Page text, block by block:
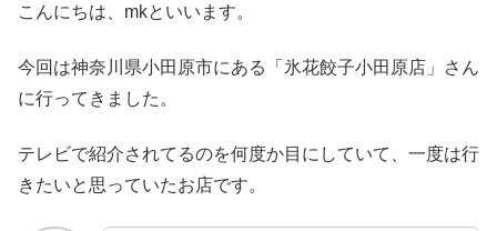
こんにちは、mkといいます。
今回は神奈川県小田原市にある「氷花餃子小田原店」さん
に行ってきました。
テレビで紹介されてるのを何度か目にしていて、一度は行
きたいと思っていたお店です。